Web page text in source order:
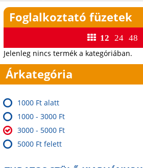
Jelenlegi
hely
Foglalkoztató füzetek
12 24 48
Jelenleg nincs termék a kategóriában.
Árkategória
1000 Ft alatt
1000 - 3000 Ft
3000 - 5000 Ft
5000 Ft felett